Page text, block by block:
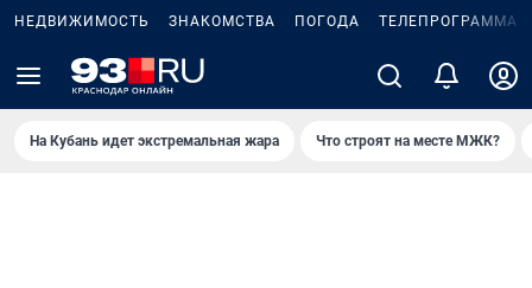
НЕДВИЖИМОСТЬ ЗНАКОМСТВА ПОГОДА ТЕЛЕПРОГРАММА
На Кубань идет экстремальная жара Что строят на месте МЖК?